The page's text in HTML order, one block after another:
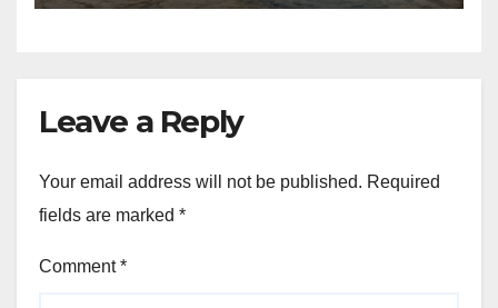
Leave a Reply
Your email address will not be published. Required
fields are marked *
Comment*